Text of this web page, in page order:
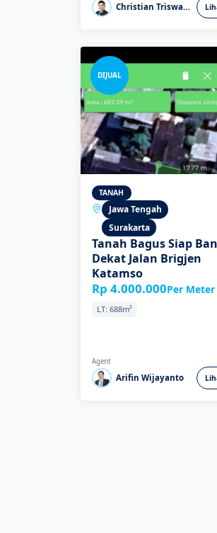
Christian Triswanto
DIJUAL
TANAH
Jawa Tengah
Surakarta
Tanah Bagus Siap
Dekat Jalan Brigjen
Katamso
Rp 4.000.000Per
LT: 688m²
Agent
Arifin Wijayanto